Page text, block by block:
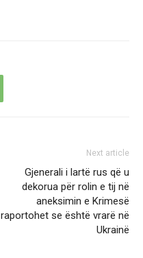
Next article
Gjenerali i lartë rus që u
dekorua për rolin e tij në
aneksimin e Krimesë
raportohet se është vrarë në
Ukrainë